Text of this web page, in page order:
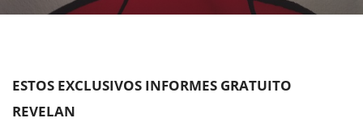
ESTOS EXCLUSIVOS INFORMES GRATUITO
REVELAN